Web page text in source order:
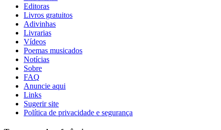
Editoras
Livros gratuitos
Adivinhas
Livrarias
Vídeos
Poemas musicados
Notícias
Sobre
FAQ
Anuncie aqui
Links
Sugerir site
Política de privacidade e segurança